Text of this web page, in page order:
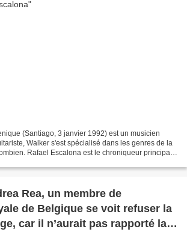
(Santiago, 3 janvier 1992) est un musicien
Walker s'est spécialisé dans les genres de la
Rafael Escalona est le chroniqueur principal
Rea, un membre de
de Belgique se voit refuser la
car il n’aurait pas rapporté la